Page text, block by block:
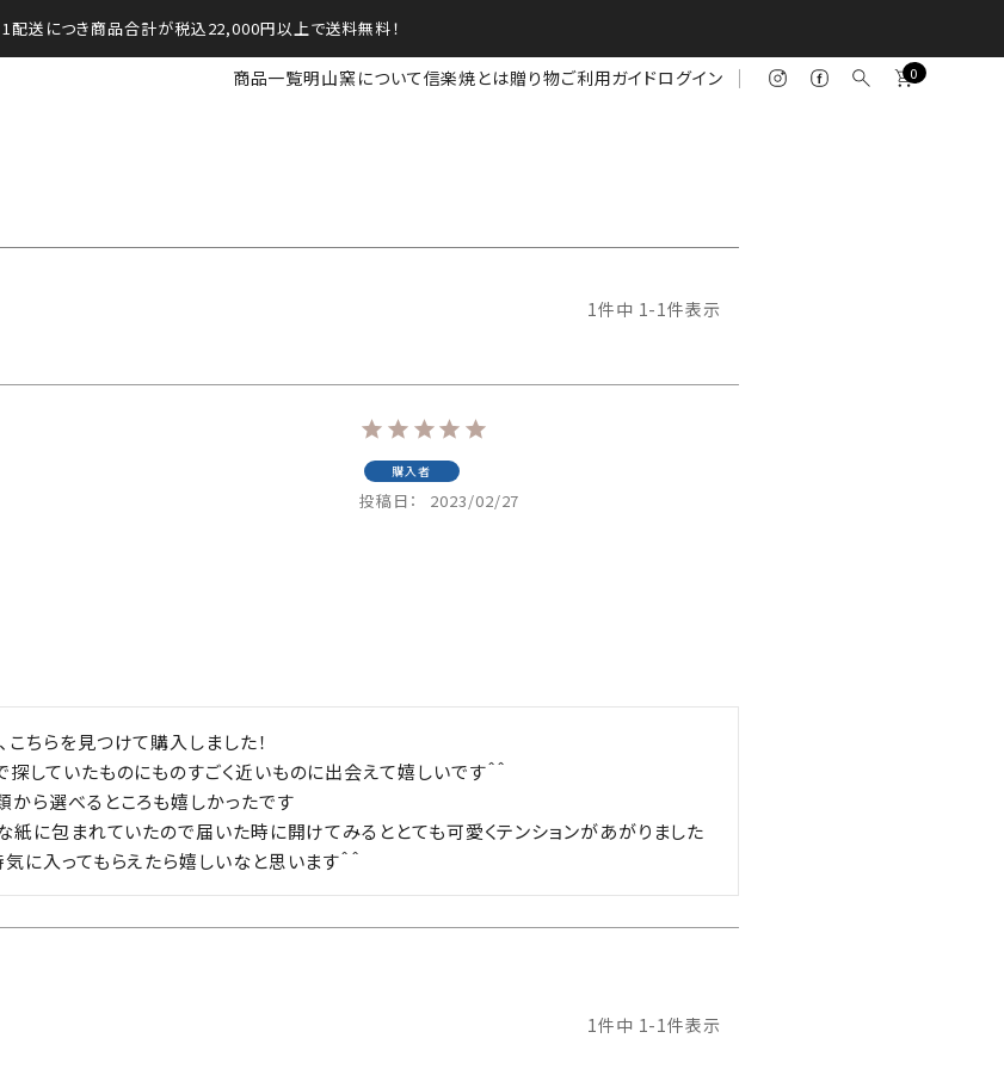
1配送につき商品合計が税込22,000円以上で送料無料！
商品一覧明山窯について信楽焼とは贈り物ご利用ガイドログイン 0
1 件中 1 -1件表示
購入者
投稿日 2023/02/27
ちらを見つけて購入しました！
していたものにものすごく近いものに出会えて嬉しいです＾＾
ら選べるところも嬉しかったです
紙に包まれていたので届いた時に開けてみるととても可愛くテンションがあがりました
に入ってもらえたら嬉しいなと思います＾＾
1 件中 1 -1件表示